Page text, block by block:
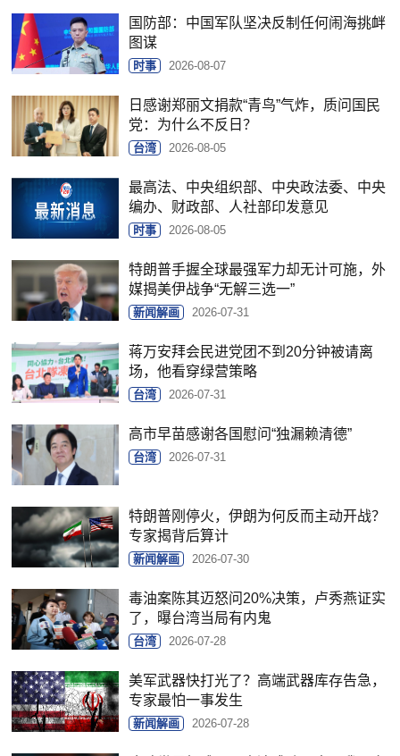
国防部：中国军队坚决反制任何闹海挑衅
图谋
时事 2026-08-07
日感谢郑丽文捐款“青鸟”气炸，质问国民
党：为什么不反日？
台湾 2026-08-05
最高法、中央组织部、中央政法委、中央
编办、财政部、人社部印发意见
时事 2026-08-05
特朗普手握全球最强军力却无计可施，外
媒揭美伊战争“无解三选一”
新闻解画 2026-07-31
蒋万安拜会民进党团不到20分钟被请离
场，他看穿绿营策略
台湾 2026-07-31
高市早苗感谢各国慰问“独漏赖清德”
台湾 2026-07-31
特朗普刚停火，伊朗为何反而主动开战？
专家揭背后算计
新闻解画 2026-07-30
毒油案陈其迈怒问20%决策，卢秀燕证实
了，曝台湾当局有内鬼
台湾 2026-07-28
美军武器快打光了？高端武器库存告急，
专家最怕一事发生
新闻解画 2026-07-28